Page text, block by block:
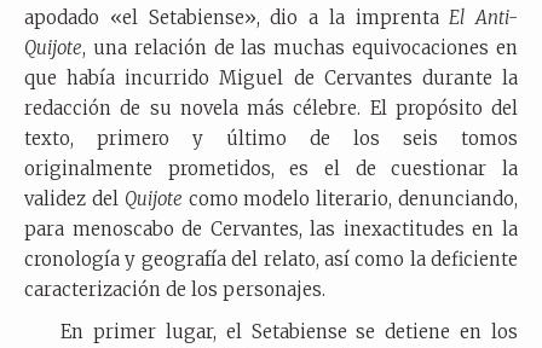
apodado «el Setabiense», dio a la imprenta El Anti-
Quijote, una relación de las muchas equivocaciones en
que había incurrido Miguel de Cervantes durante la
redacción de su novela más célebre. El propósito del
texto, primero y último de los seis tomos
originalmente prometidos, es el de cuestionar la
validez del Quijote como modelo literario, denunciando,
para menoscabo de Cervantes, las inexactitudes en la
cronología y geografía del relato, así como la deficiente
caracterización de los personajes.
En primer lugar, el Setabiense se detiene en los